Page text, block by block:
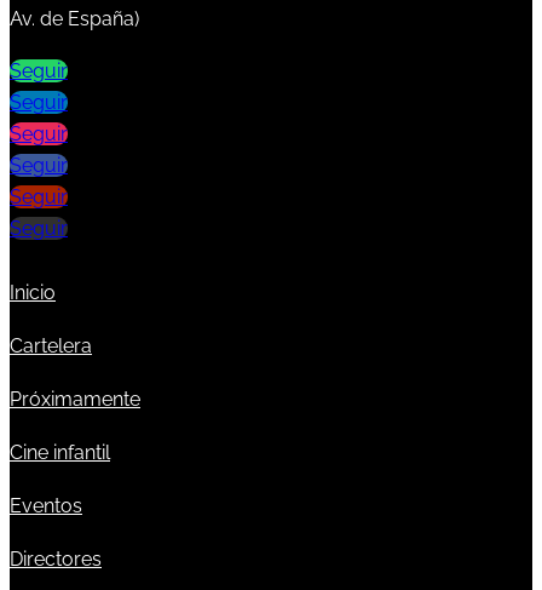
Av. de España)
Seguir
Seguir
Seguir
Seguir
Seguir
Seguir
Inicio
Cartelera
Próximamente
Cine infantil
Eventos
Directores